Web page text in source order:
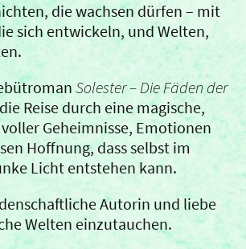
die wachsen dürfen – mit
sich entwickeln, und Welten,
Solester – Die Fäden der
Reise durch eine magische,
Geheimnisse, Emotionen
Hoffnung, dass selbst im
Licht entstehen kann.
Autorin und liebe
Welten einzutauchen.